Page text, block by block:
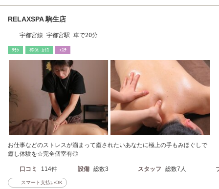
RELAXSPA 駒生店
宇都宮線 宇都宮駅 車で20分
ﾘﾗｸ 整体･ｶｲﾛ ｴｽﾃ
お仕事などのストレスが溜まって癒されたいあなたに極上の手もみほぐしで
癒し体験を☆完全個室有◎
口コミ 114件 設備 総数3 スタッフ 総数7人
スマート支払いOK